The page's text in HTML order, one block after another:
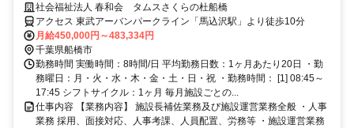
社会福祉法人 春和会 タムスさくらの杜船橋
アクセス 東武アーバンパークライン「馬込沢駅」より徒歩10分
月給450,000円～483,334円
千葉県船橋市
勤務時間 実働時間：8時間/日 平均勤務日数：1ヶ月あたり20日 ・勤
務曜日：月・火・水・木・金・土・日・祝 ・勤務時間： [1] 08:45～
17:45 シフトサイクル：1ヶ月 毎月施設ごとの...
仕事内容 【業務内容】 施設長補佐業務及び施設運営業務全般 ・人事
業務 採用、面接対応、人事考課、人員配置、労務等 ・施設運営業務